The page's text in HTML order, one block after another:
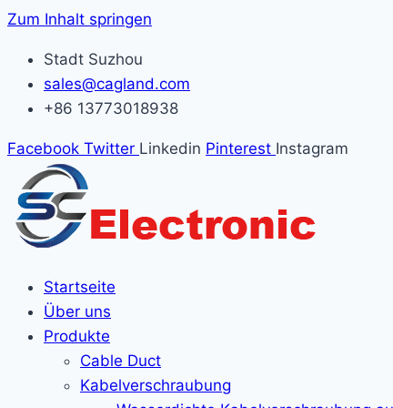
Zum Inhalt springen
Stadt Suzhou
sales@cagland.com
+86 13773018938
Facebook Twitter Linkedin Pinterest Instagram
Startseite
Über uns
Produkte
Cable Duct
Kabelverschraubung